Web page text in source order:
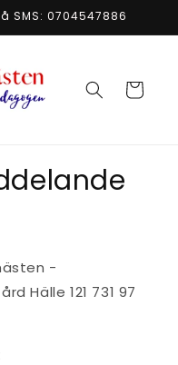
SMS: 0704547886
Varukorg
-
Hälle 121 731 97